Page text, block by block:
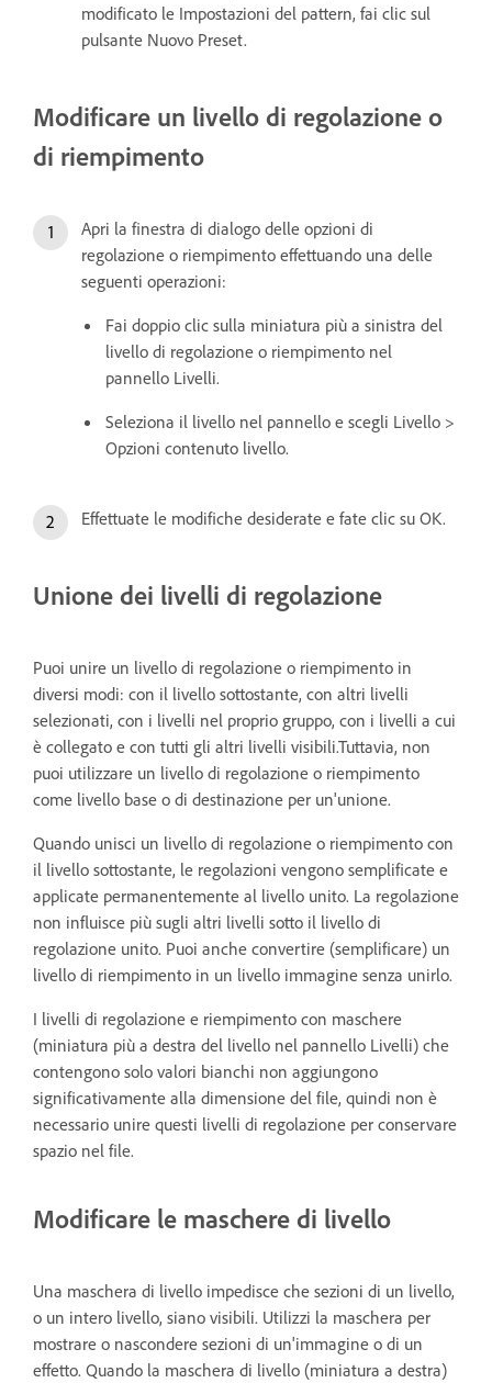
modificato le Impostazioni del pattern, fai clic sul
pulsante Nuovo Preset.
Modificare un livello di regolazione o
di riempimento
Apri la finestra di dialogo delle opzioni di
regolazione o riempimento effettuando una delle
seguenti operazioni:
Fai doppio clic sulla miniatura più a sinistra del
livello di regolazione o riempimento nel
pannello Livelli.
Seleziona il livello nel pannello e scegli Livello >
Opzioni contenuto livello.
Effettuate le modifiche desiderate e fate clic su OK.
Unione dei livelli di regolazione
Puoi unire un livello di regolazione o riempimento in
diversi modi: con il livello sottostante, con altri livelli
selezionati, con i livelli nel proprio gruppo, con i livelli a cui
è collegato e con tutti gli altri livelli visibili.Tuttavia, non
puoi utilizzare un livello di regolazione o riempimento
come livello base o di destinazione per un'unione.
Quando unisci un livello di regolazione o riempimento con
il livello sottostante, le regolazioni vengono semplificate e
applicate permanentemente al livello unito. La regolazione
non influisce più sugli altri livelli sotto il livello di
regolazione unito. Puoi anche convertire (semplificare) un
livello di riempimento in un livello immagine senza unirlo.
I livelli di regolazione e riempimento con maschere
(miniatura più a destra del livello nel pannello Livelli) che
contengono solo valori bianchi non aggiungono
significativamente alla dimensione del file, quindi non è
necessario unire questi livelli di regolazione per conservare
spazio nel file.
Modificare le maschere di livello
Una maschera di livello impedisce che sezioni di un livello,
o un intero livello, siano visibili. Utilizzi la maschera per
mostrare o nascondere sezioni di un'immagine o di un
effetto. Quando la maschera di livello (miniatura a destra)